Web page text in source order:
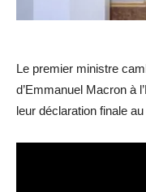
Le premier ministre
d’Emmanuel Macron à
leur déclaration finale